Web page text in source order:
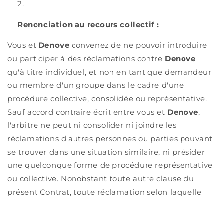
Renonciation au recours collectif :
Vous et Denove convenez de ne pouvoir introduire
ou participer à des réclamations contre Denove
qu'à titre individuel, et non en tant que demandeur
ou membre d'un groupe dans le cadre d'une
procédure collective, consolidée ou représentative.
Sauf accord contraire écrit entre vous et Denove,
l'arbitre ne peut ni consolider ni joindre les
réclamations d'autres personnes ou parties pouvant
se trouver dans une situation similaire, ni présider
une quelconque forme de procédure représentative
ou collective. Nonobstant toute autre clause du
présent Contrat, toute réclamation selon laquelle